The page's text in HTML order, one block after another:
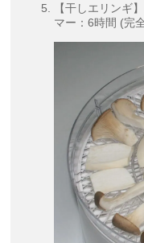
【干しエリンギ
マー：6時間 (完